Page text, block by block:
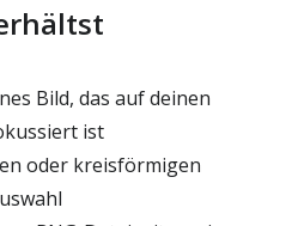
Bild, das auf deinen
ist
oder kreisförmigen